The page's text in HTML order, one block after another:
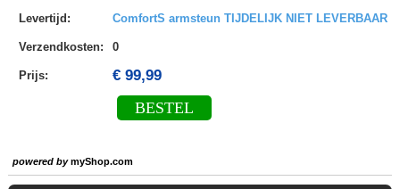
Levertijd : ComfortS armsteun TIJDELIJK NIET LEVERBAAR
Verzendkosten: 0
Prijs: € 99,99
BESTEL
powered bymyShop.com